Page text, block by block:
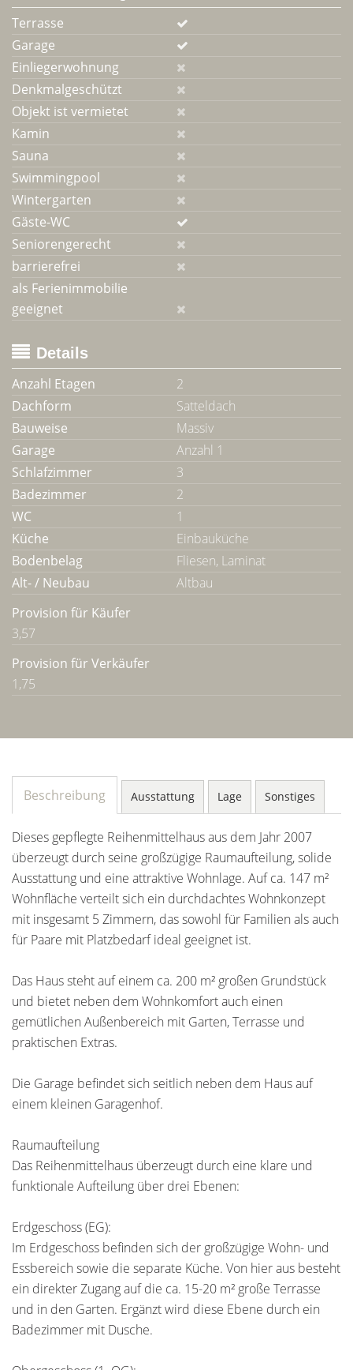
Terrasse
Garage
Einliegerwohnung
Denkmalgeschützt
Objekt ist vermietet
Kamin
Sauna
Swimmingpool
Wintergarten
Gäste-WC
Seniorengerecht
barrierefrei
als Ferienimmobilie
geeignet
Details
Anzahl Etagen
2
Dachform
Satteldach
Bauweise
Massiv
Garage
Anzahl 1
Schlafzimmer
3
Badezimmer
2
WC
1
Küche
Einbauküche
Bodenbelag
Fliesen, Laminat
Alt- / Neubau
Altbau
Provision für Käufer
3,57
Provision für Verkäufer
1,75
Beschreibung Ausstattung Lage Sonstiges
Dieses gepflegte Reihenmittelhaus aus dem Jahr 2007
überzeugt durch seine großzügige Raumaufteilung, solide
Ausstattung und eine attraktive Wohnlage. Auf ca. 147 m²
Wohnfläche verteilt sich ein durchdachtes Wohnkonzept
mit insgesamt 5 Zimmern, das sowohl für Familien als auch
für Paare mit Platzbedarf ideal geeignet ist.
Das Haus steht auf einem ca. 200 m² großen Grundstück
und bietet neben dem Wohnkomfort auch einen
gemütlichen Außenbereich mit Garten, Terrasse und
praktischen Extras.
Die Garage befindet sich seitlich neben dem Haus auf
einem kleinen Garagenhof.
Raumaufteilung
Das Reihenmittelhaus überzeugt durch eine klare und
funktionale Aufteilung über drei Ebenen:
Erdgeschoss (EG):
Im Erdgeschoss befinden sich der großzügige Wohn- und
Essbereich sowie die separate Küche. Von hier aus besteht
ein direkter Zugang auf die ca. 15-20 m² große Terrasse
und in den Garten. Ergänzt wird diese Ebene durch ein
Badezimmer mit Dusche.